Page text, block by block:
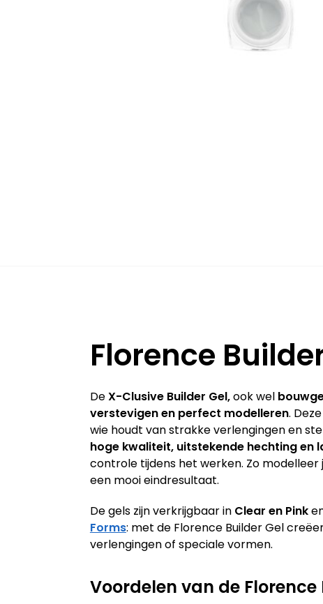
Florence
DeX-Clusive Builder Gel,ook wel
verstevigen en perfect modelleren.
wie houdt van strakke verlengingen en
hoge kwaliteit, uitstekende hechting en
controle tijdens het werken. Zo modelleer
een mooi eindresultaat.
De gels zijn verkrijgbaar in Clear en Pink
Forms: met de Florence Builder Gel
verlengingen of speciale vormen.
Voordelen van de Florence